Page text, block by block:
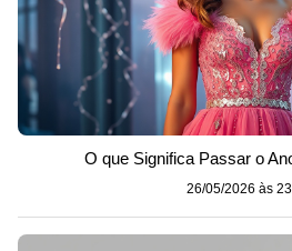
O que Significa Passar o
26/05/2026 às